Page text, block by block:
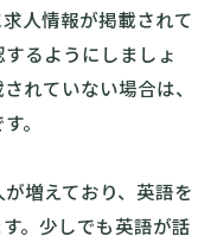
人情報が掲載されて
るようにしましょ
れていない場合は、
。
増えており、英語を
。少しでも英語が話